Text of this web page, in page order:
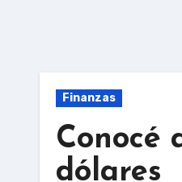
Finanzas
Conocé
dólares